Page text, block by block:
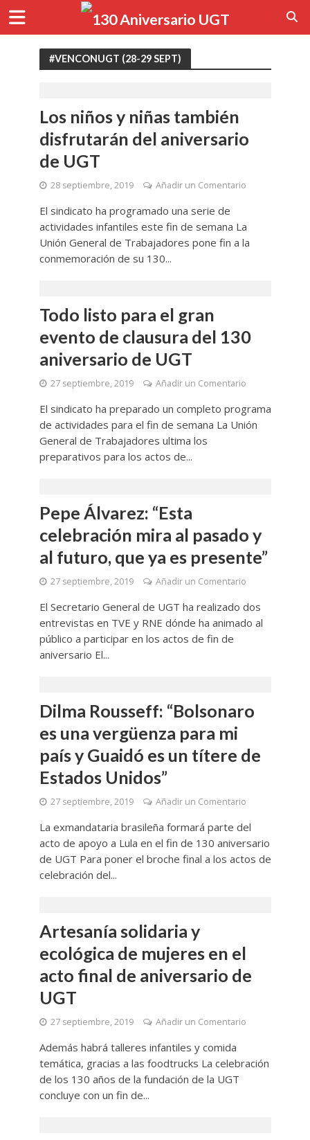
#VENCONUGT (28-29 SEPT)
Los niños y niñas también
disfrutarán del aniversario
de UGT
28 septiembre, 2019 Añadir un Comentario
El sindicato ha programado una serie de
actividades infantiles este fin de semana La
Unión General de Trabajadores pone fin a la
conmemoración de su 130...
Todo listo para el gran
evento de clausura del 130
aniversario de UGT
27 septiembre, 2019 Añadir un Comentario
El sindicato ha preparado un completo programa
de actividades para el fin de semana La Unión
General de Trabajadores ultima los
preparativos para los actos de...
Pepe Álvarez: “Esta
celebración mira al pasado y
al futuro, que ya es presente”
27 septiembre, 2019 Añadir un Comentario
El Secretario General de UGT ha realizado dos
entrevistas en TVE y RNE dónde ha animado al
público a participar en los actos de fin de
aniversario El...
Dilma Rousseff: “Bolsonaro
es una vergüenza para mi
país y Guaidó es un títere de
Estados Unidos”
27 septiembre, 2019 Añadir un Comentario
La exmandataria brasileña formará parte del
acto de apoyo a Lula en el fin de 130 aniversario
de UGT Para poner el broche final a los actos de
celebración del...
Artesanía solidaria y
ecológica de mujeres en el
acto final de aniversario de
UGT
27 septiembre, 2019 Añadir un Comentario
Además habrá talleres infantiles y comida
temática, gracias a las foodtrucks La celebración
de los 130 años de la fundación de la UGT
concluye con un fin de...